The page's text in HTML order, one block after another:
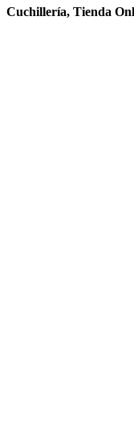
Cuchillería, Tienda